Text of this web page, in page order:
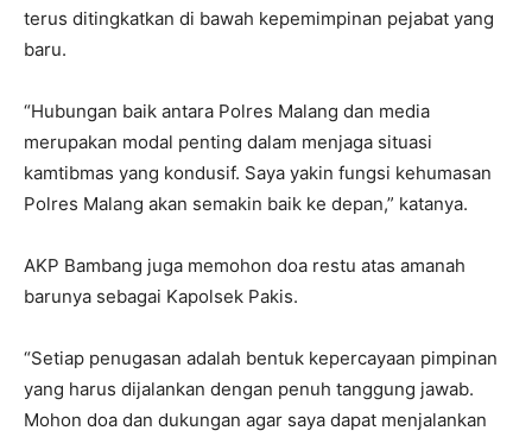
terus ditingkatkan di bawah kepemimpinan pejabat yang
baru.
“Hubungan baik antara Polres Malang dan media
merupakan modal penting dalam menjaga situasi
kamtibmas yang kondusif. Saya yakin fungsi kehumasan
Polres Malang akan semakin baik ke depan,” katanya.
AKP Bambang juga memohon doa restu atas amanah
barunya sebagai Kapolsek Pakis.
“Setiap penugasan adalah bentuk kepercayaan pimpinan
yang harus dijalankan dengan penuh tanggung jawab.
Mohon doa dan dukungan agar saya dapat menjalankan